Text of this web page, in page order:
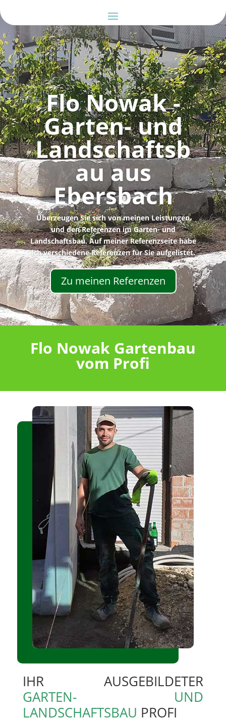
Flo Nowak -
Garten- und
Landschaftsb
au aus
Ebersbach
Überzeugen Sie sich von meinen Leistungen
und den Referenzen im Garten- und
Landschaftsbau. Auf meiner Referenzseite habe
ich verschiedene Referenzen für Sie aufgelistet.
Zu meinen Referenzen
Flo Nowak Gartenbau
vom Profi
IHR AUSGEBILDETER
GARTEN- UND
LANDSCHAFTSBAU PROFI